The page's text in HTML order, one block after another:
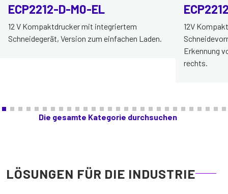
ECP2212-D-M0-EL
12 V Kompaktdrucker mit integriertem
Schneidegerät, Version zum einfachen Laden.
12V
Erkennung
rechts.
Die gesamte Kategorie durchsuchen
LÖSUNGEN FÜR DIE INDUSTRIE